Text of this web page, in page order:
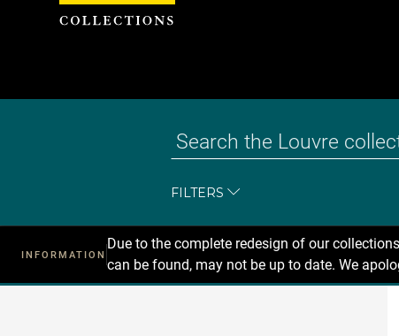
FILTERS
INFORMATION
Due to the complete redesign of our
can be found, may not be up to date. We
Recherche
Cookies management panel